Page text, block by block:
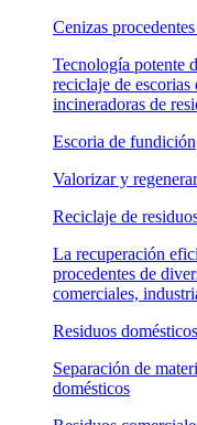
Cenizas
Tecnología potente
reciclaje de
incineradoras de
Escoria de fundición
Valorizar y
Reciclaje de
La recuperación
procedentes de
comerciales,
Residuos domésticos
Separación de
domésticos